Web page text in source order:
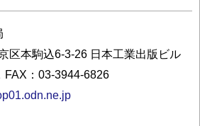
区本駒込6-3-26 日本工業出版ビル
FAX：03-3944-6826